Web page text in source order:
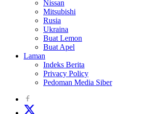
Nissan
Mitsubishi
Rusia
Ukraina
Buat Lemon
Buat Apel
Laman
Indeks Berita
Privacy Policy
Pedoman Media Siber